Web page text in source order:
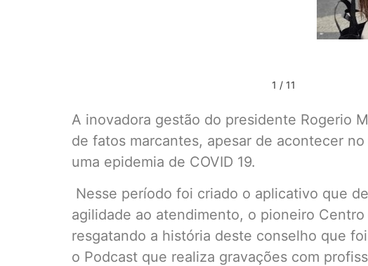
1 / 11
A inovadora gestão do presidente Rogerio
de fatos marcantes, apesar de acontecer
uma epidemia de COVID 19.
Nesse período foi criado o aplicativo que
agilidade ao atendimento, o pioneiro Centro
resgatando a história deste conselho que
o Podcast que realiza gravações com